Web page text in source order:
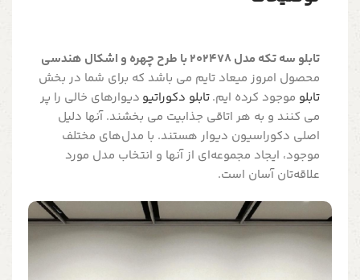
تابلو سه تکه مدل 202478 با طرح چهره و اشکال هندسی
محصول امروز میعاد تایم می باشد که برای شما در بخش
تابلو موجود کرده ایم.تابلو دکوراتیو دیوارهای خالی را پر
می کنند و به هر اتاقی جذابیت می بخشند. آنها دلیل
اصلی دکوراسیون دیوار هستند. با مدل‌های مختلف
موجود، ایجاد مجموعه‌ای از آنها و انتخاب مدل مورد
علاقه‌تان آسان است.